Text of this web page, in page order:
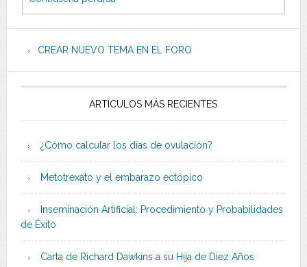
CREAR NUEVO TEMA EN EL FORO
ARTÍCULOS MÁS RECIENTES
¿Cómo calcular los días de ovulación?
Metotrexato y el embarazo ectópico
Inseminación Artificial: Procedimiento y Probabilidades
de Éxito
Carta de Richard Dawkins a su Hija de Diez Años